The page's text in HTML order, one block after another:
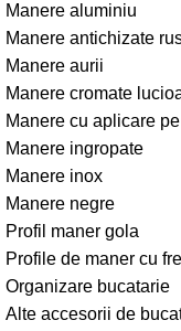
Manere aluminiu
Manere antichizate
Manere aurii
Manere cromate
Manere cu aplicare
Manere ingropate
Manere inox
Manere negre
Profil maner gola
Profile de maner cu
Organizare bucatarie
Alte accesorii de